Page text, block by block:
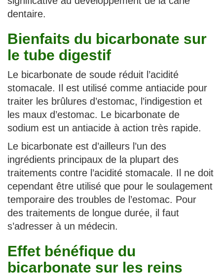
dentaire.
Bienfaits du bicarbonate sur
le tube digestif
Le bicarbonate de soude réduit l’acidité
stomacale. Il est utilisé comme antiacide pour
traiter les brûlures d’estomac, l’indigestion et
les maux d’estomac. Le bicarbonate de
sodium est un antiacide à action très rapide.
Le bicarbonate est d’ailleurs l’un des
ingrédients principaux de la plupart des
traitements contre l’acidité stomacale. Il ne doit
cependant être utilisé que pour le soulagement
temporaire des troubles de l’estomac. Pour
des traitements de longue durée, il faut
s’adresser à un médecin.
Effet bénéfique du
bicarbonate sur les reins